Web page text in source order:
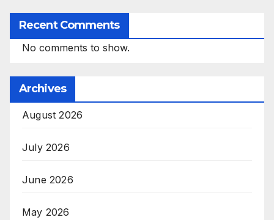
Recent Comments
No comments to show.
Archives
August 2026
July 2026
June 2026
May 2026